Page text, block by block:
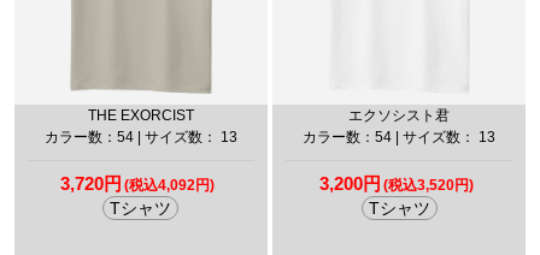
THE EXORCIST
カラー数：54 | サイズ数： 13
3,720円 (税込4,092円)
Tシャツ
エクソシスト君
カラー数：54 | サイズ数： 13
3,200円 (税込3,520円)
Tシャツ